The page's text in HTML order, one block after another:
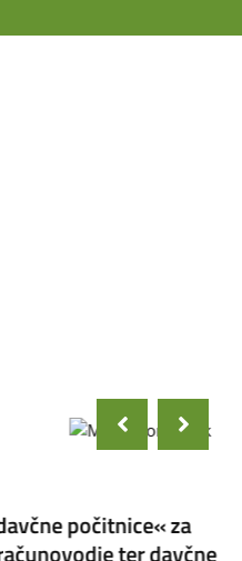
počitnice« za
ter davčne